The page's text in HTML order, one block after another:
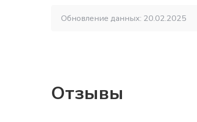
Обновление данных: 20.02.2025
Отзывы